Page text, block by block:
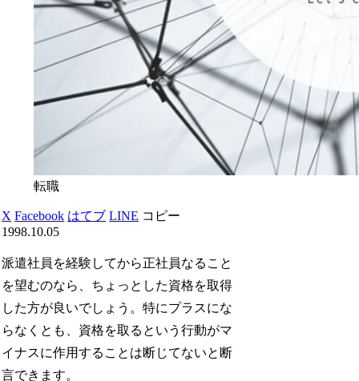
転職
X Facebook はてブ LINE コピー
1998.10.05
派遣社員を経験してから正社員なること
を望むのなら、ちょっとした資格を取得
した方が良いでしょう。特にプラスにな
らなくとも、資格を取るという行動がマ
イナスに作用することは断じてないと断
言できます。